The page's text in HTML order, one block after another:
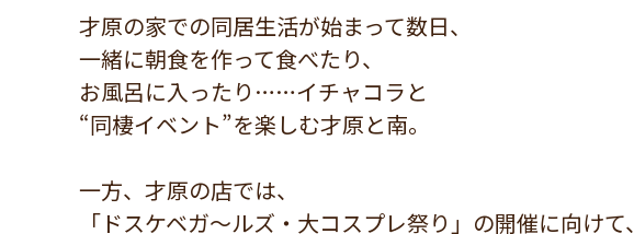
才原の家での同居生活が始まって数日、
一緒に朝食を作って食べたり、
お風呂に入ったり……イチャコラと
“同棲イベント”を楽しむ才原と南。
一方、才原の店では、
「ドスケベガ～ルズ・大コスプレ祭り」の開催に向けて、